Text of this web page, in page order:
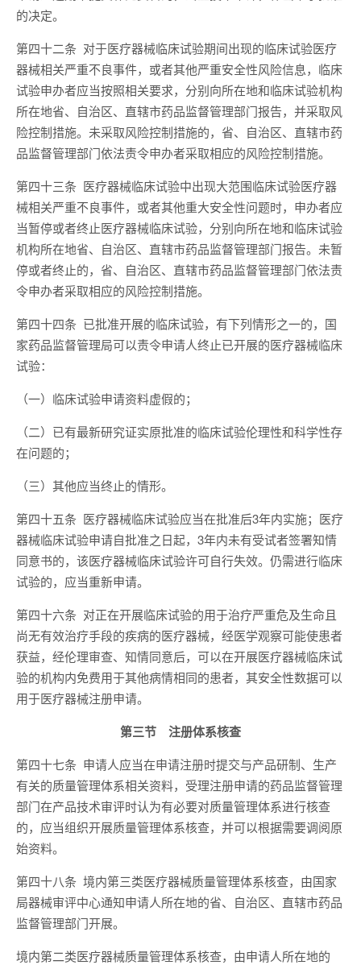
的决定。
第四十二条 对于医疗器械临床试验期间出现的临床试验医疗
器械相关严重不良事件，或者其他严重安全性风险信息，临床
试验申办者应当按照相关要求，分别向所在地和临床试验机构
所在地省、自治区、直辖市药品监督管理部门报告，并采取风
险控制措施。未采取风险控制措施的，省、自治区、直辖市药
品监督管理部门依法责令申办者采取相应的风险控制措施。
第四十三条 医疗器械临床试验中出现大范围临床试验医疗器
械相关严重不良事件，或者其他重大安全性问题时，申办者应
当暂停或者终止医疗器械临床试验，分别向所在地和临床试验
机构所在地省、自治区、直辖市药品监督管理部门报告。未暂
停或者终止的，省、自治区、直辖市药品监督管理部门依法责
令申办者采取相应的风险控制措施。
第四十四条 已批准开展的临床试验，有下列情形之一的，国
家药品监督管理局可以责令申请人终止已开展的医疗器械临床
试验：
（一）临床试验申请资料虚假的；
（二）已有最新研究证实原批准的临床试验伦理性和科学性存
在问题的；
（三）其他应当终止的情形。
第四十五条 医疗器械临床试验应当在批准后3年内实施；医疗
器械临床试验申请自批准之日起，3年内未有受试者签署知情
同意书的，该医疗器械临床试验许可自行失效。仍需进行临床
试验的，应当重新申请。
第四十六条 对正在开展临床试验的用于治疗严重危及生命且
尚无有效治疗手段的疾病的医疗器械，经医学观察可能使患者
获益，经伦理审查、知情同意后，可以在开展医疗器械临床试
验的机构内免费用于其他病情相同的患者，其安全性数据可以
用于医疗器械注册申请。
第三节 注册体系核查
第四十七条 申请人应当在申请注册时提交与产品研制、生产
有关的质量管理体系相关资料，受理注册申请的药品监督管理
部门在产品技术审评时认为有必要对质量管理体系进行核查
的，应当组织开展质量管理体系核查，并可以根据需要调阅原
始资料。
第四十八条 境内第三类医疗器械质量管理体系核查，由国家
局器械审评中心通知申请人所在地的省、自治区、直辖市药品
监督管理部门开展。
境内第二类医疗器械质量管理体系核查，由申请人所在地的